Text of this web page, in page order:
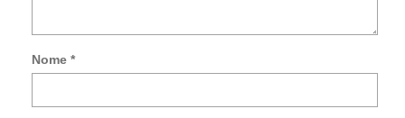
Nome *